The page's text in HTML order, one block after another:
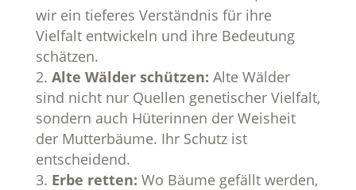
wir ein tieferes Verständnis für ihre
Vielfalt entwickeln und ihre Bedeutung
schätzen.
Alte Wälder schützen: Alte Wälder
sind nicht nur Quellen genetischer Vielfalt,
sondern auch Hüterinnen der Weisheit
der Mutterbäume. Ihr Schutz ist
entscheidend.
Erbe retten: Wo Bäume gefällt werden,